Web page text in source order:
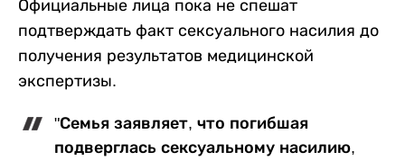
Официальные лица пока не спешат
подтверждать факт сексуального насилия до
получения результатов медицинской
экспертизы.
"Семья заявляет, что погибшая
подверглась сексуальному насилию,